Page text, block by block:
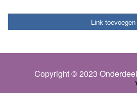
Link toevoegen
Copyright © 2023